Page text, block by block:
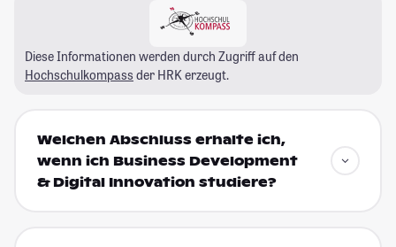
Diese Informationen werden durch Zugriff auf den
Hochschulkompass der HRK erzeugt.
Welchen Abschluss erhalte ich,
wenn ich Business Development
& Digital Innovation studiere?